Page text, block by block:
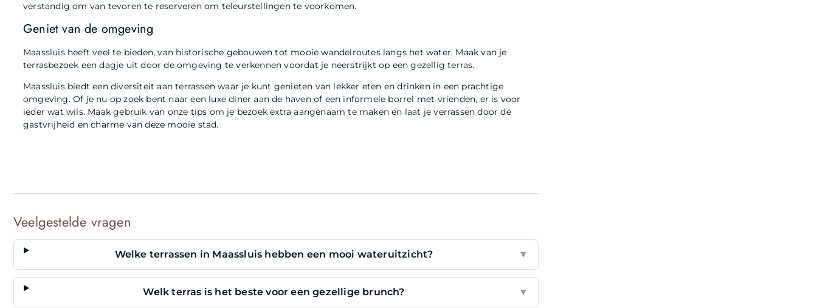
verstandig om van tevoren te reserveren om teleurstellingen te voorkomen.
Geniet van de omgeving
Maassluis heeft veel te bieden, van historische gebouwen tot mooie wandelroutes langs het water. Maak van je
terrasbezoek een dagje uit door de omgeving te verkennen voordat je neerstrijkt op een gezellig terras.
Maassluis biedt een diversiteit aan terrassen waar je kunt genieten van lekker eten en drinken in een prachtige
omgeving. Of je nu op zoek bent naar een luxe diner aan de haven of een informele borrel met vrienden, er is voor
ieder wat wils. Maak gebruik van onze tips om je bezoek extra aangenaam te maken en laat je verrassen door de
gastvrijheid en charme van deze mooie stad.
Veelgestelde vragen
Welke terrassen in Maassluis hebben een mooi wateruitzicht? ▼
Welk terras is het beste voor een gezellige brunch? ▼